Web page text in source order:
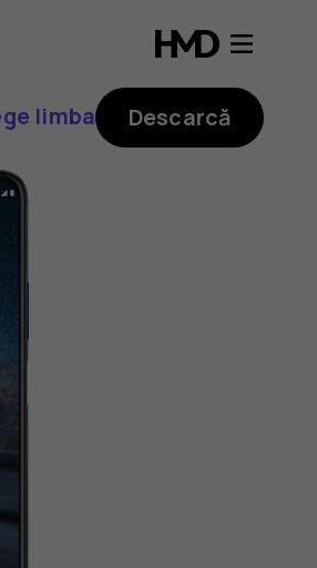
limba Descarcă